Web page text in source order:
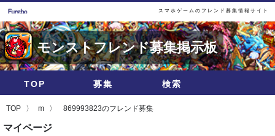
スマホゲームのフレンド募集情報サイト
モンストフレンド募集掲示板
TOP 募集 検索
TOP m 869993823のフレンド募集
マイページ